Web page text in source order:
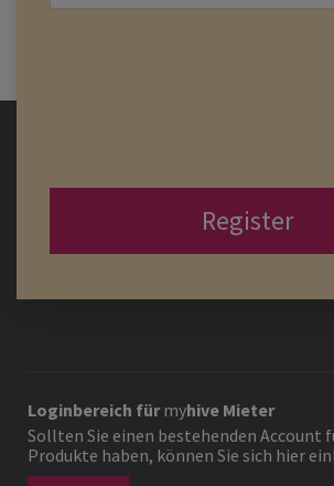
Register
Loginbereich fürmyhive Mieter
Sollten Sie einen bestehenden Account
Produkte haben, können Sie sich hier